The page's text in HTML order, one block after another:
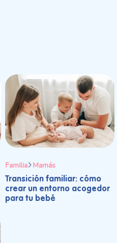
Familia Mamás
Transición familiar: cómo
crear un entorno acogedor
para tu bebé